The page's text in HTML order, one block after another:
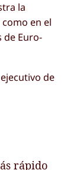
la
en el
de Euro-
de
rápido